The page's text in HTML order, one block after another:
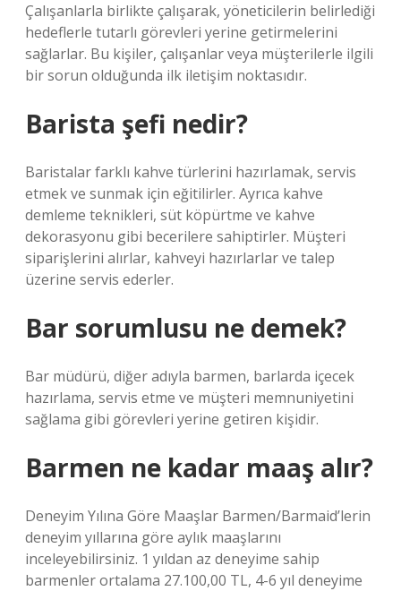
Çalışanlarla birlikte çalışarak, yöneticilerin belirlediği
hedeflerle tutarlı görevleri yerine getirmelerini
sağlarlar. Bu kişiler, çalışanlar veya müşterilerle ilgili
bir sorun olduğunda ilk iletişim noktasıdır.
Barista şefi nedir?
Baristalar farklı kahve türlerini hazırlamak, servis
etmek ve sunmak için eğitilirler. Ayrıca kahve
demleme teknikleri, süt köpürtme ve kahve
dekorasyonu gibi becerilere sahiptirler. Müşteri
siparişlerini alırlar, kahveyi hazırlarlar ve talep
üzerine servis ederler.
Bar sorumlusu ne demek?
Bar müdürü, diğer adıyla barmen, barlarda içecek
hazırlama, servis etme ve müşteri memnuniyetini
sağlama gibi görevleri yerine getiren kişidir.
Barmen ne kadar maaş alır?
Deneyim Yılına Göre Maaşlar Barmen/Barmaid’lerin
deneyim yıllarına göre aylık maaşlarını
inceleyebilirsiniz. 1 yıldan az deneyime sahip
barmenler ortalama 27.100,00 TL, 4-6 yıl deneyime